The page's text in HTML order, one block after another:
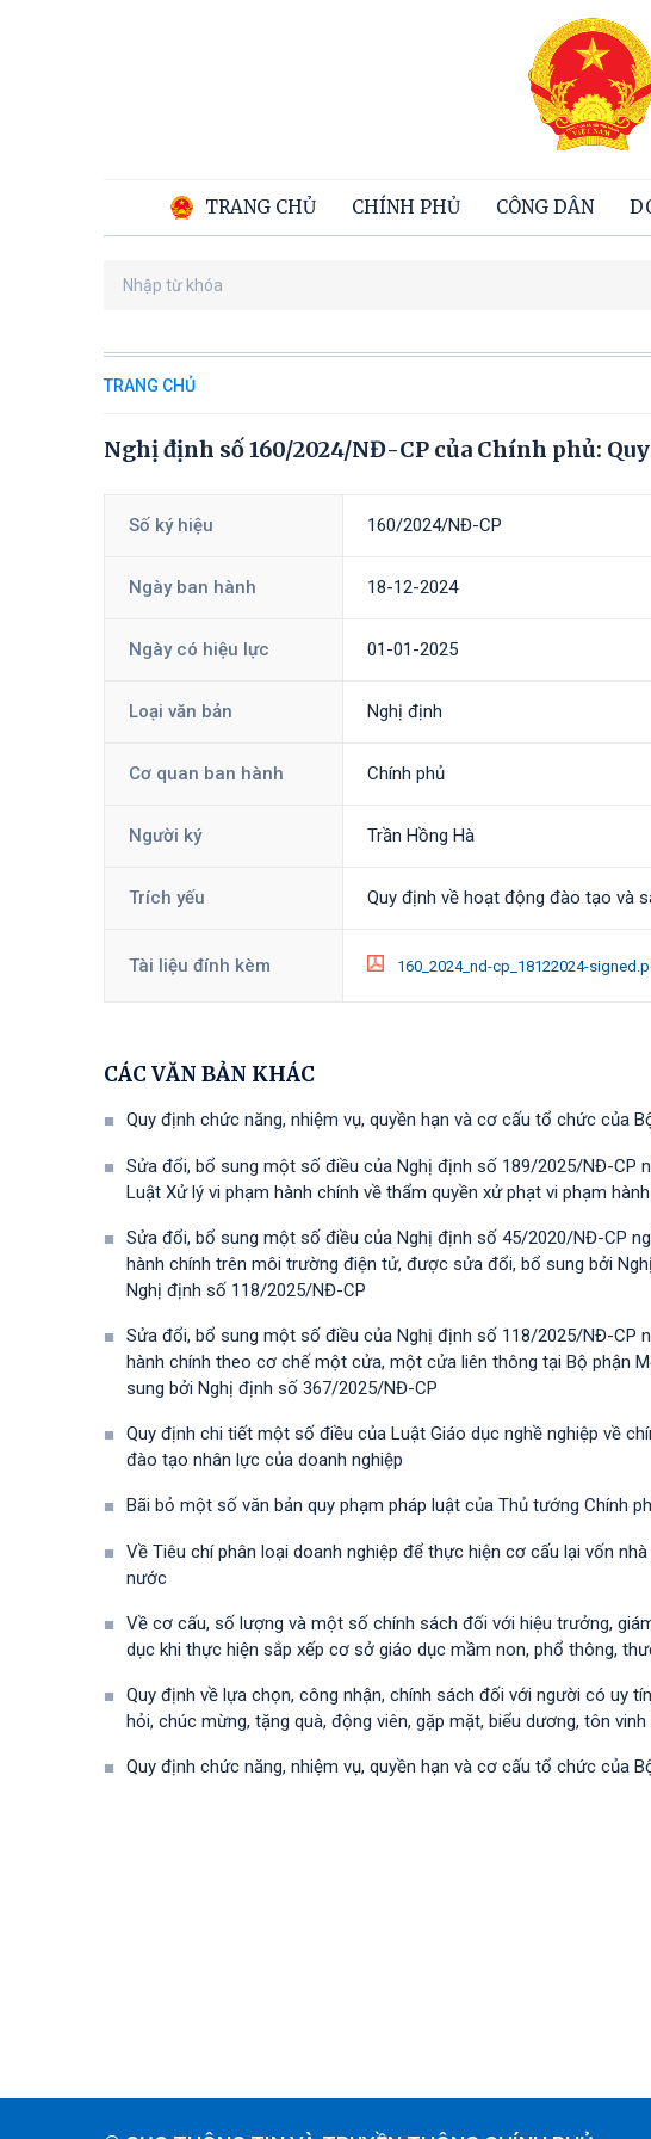
TRANG CHỦ CHÍNH PHỦ CÔNG DÂN
TRANG CHỦ
Nghị định số 160/2024/NĐ-CP của Chính phủ:
Số ký hiệu 160/2024/NĐ-CP
Ngày ban hành 18-12-2024
Ngày có hiệu lực 01-01-2025
Loại văn bản Nghị định
Cơ quan ban hành Chính phủ
Người ký Trần Hồng Hà
Trích yếu Quy định về hoạt động đào tạo và
Tài liệu đính kèm 160_2024_nd-cp_18122024-
CÁC VĂN BẢN KHÁC
Quy định chức năng, nhiệm vụ, quyền hạn và cơ cấu tổ chức của
Sửa đổi, bổ sung một số điều của Nghị định số 189/2025/NĐ-CР
Luật Xử lý vi phạm hành chính về thẩm quyền xử phạt vi phạm
Sửa đổi, bổ sung một số điều của Nghị định số 45/2020/NĐ-CP
hành chính trên môi trường điện tử, được sửa đổi, bổ sung bởi
Nghị định số 118/2025/NĐ-СР
Sửa đổi, bổ sung một số điều của Nghị định số 118/2025/NĐ-CP
hành chính theo cơ chế một cửa, một cửa liên thông tại Bộ phận
sung bởi Nghị định số 367/2025/NĐ-СР
Quy định chi tiết một số điều của Luật Giáo dục nghề nghiệp về
đào tạo nhân lực của doanh nghiệp
Bãi bỏ một số văn bản quy phạm pháp luật của Thủ tướng Chính
Về Tiêu chí phân loại doanh nghiệp để thực hiện cơ cấu lại vốn
nước
Về cơ cấu, số lượng và một số chính sách đối với hiệu trưởng,
dục khi thực hiện sắp xếp cơ sở giáo dục mầm non, phổ thông,
Quy định về lựa chọn, công nhận, chính sách đối với người có uy
hỏi, chúc mừng, tặng quà, động viên, gặp mặt, biểu dương, tôn
Quy định chức năng, nhiệm vụ, quyền hạn và cơ cấu tổ chức của